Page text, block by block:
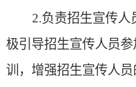
2.负责招生宣传人
极引导招生宣传人员
训，增强招生宣传人